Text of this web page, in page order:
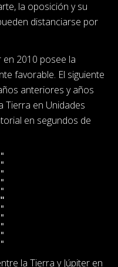
la oposición y su
distanciarse por
en 2010 posee la
favorable. El siguiente
anteriores y años
Tierra en Unidades
en segundos de
la Tierra y Júpiter en